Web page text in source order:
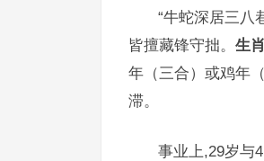
“牛蛇深居三八
皆擅藏锋守拙。 生
年（三合）或鸡年
滞。
事业上,29岁与